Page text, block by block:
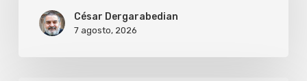
César Dergarabedian
7 agosto, 2026